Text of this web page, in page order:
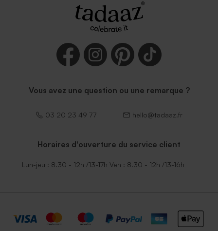
Vous avez une question ou une remarque ?
03 20 23 49 77 hello@tadaaz.fr
Horaires d'ouverture du service client
Lun-jeu : 8.30 - 12h /13-17h Ven : 8.30 - 12h /13-16h